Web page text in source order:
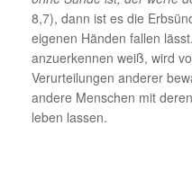
8,7), dann ist es die
eigenen Händen fallen
anzuerkennen weiß, wird
Verurteilungen anderer
andere Menschen mit
leben lassen.